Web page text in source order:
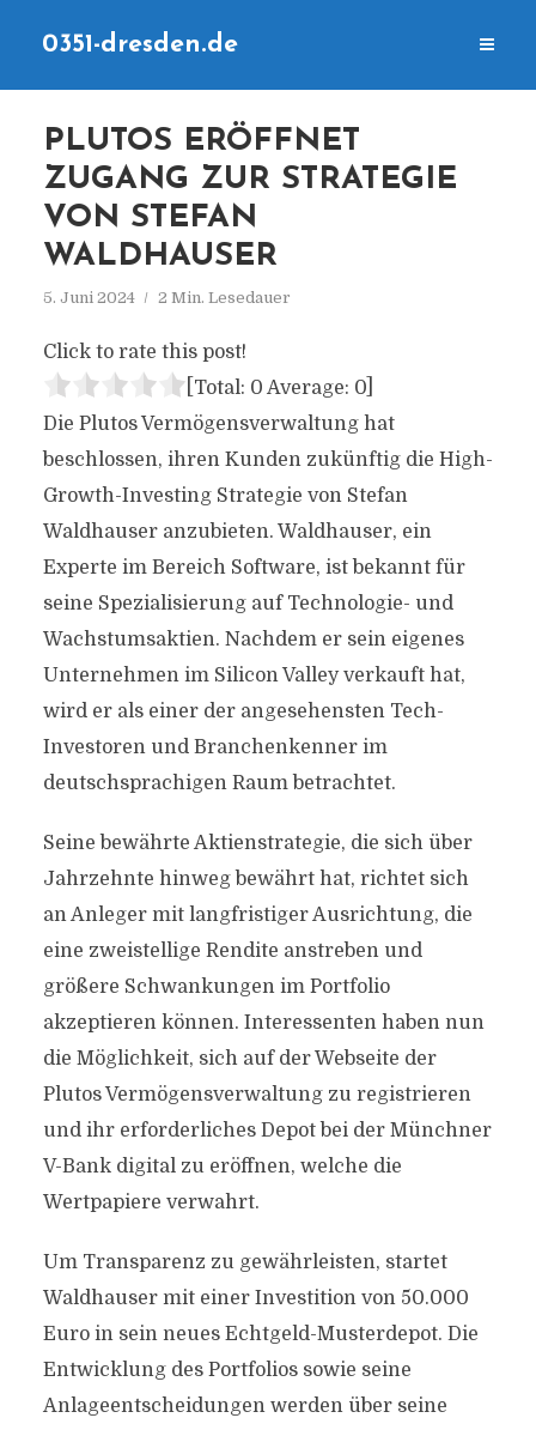
0351-dresden.de
PLUTOS ERÖFFNET
ZUGANG ZUR STRATEGIE
VON STEFAN
WALDHAUSER
5. Juni 2024 2 Min. Lesedauer
Click to rate this post!
[Total: 0 Average: 0]
Die Plutos Vermögensverwaltung hat
beschlossen, ihren Kunden zukünftig die High-
Growth-Investing Strategie von Stefan
Waldhauser anzubieten. Waldhauser, ein
Experte im Bereich Software, ist bekannt für
seine Spezialisierung auf Technologie- und
Wachstumsaktien. Nachdem er sein eigenes
Unternehmen im Silicon Valley verkauft hat,
wird er als einer der angesehensten Tech-
Investoren und Branchenkenner im
deutschsprachigen Raum betrachtet.
Seine bewährte Aktienstrategie, die sich über
Jahrzehnte hinweg bewährt hat, richtet sich
an Anleger mit langfristiger Ausrichtung, die
eine zweistellige Rendite anstreben und
größere Schwankungen im Portfolio
akzeptieren können. Interessenten haben nun
die Möglichkeit, sich auf der Webseite der
Plutos Vermögensverwaltung zu registrieren
und ihr erforderliches Depot bei der Münchner
V-Bank digital zu eröffnen, welche die
Wertpapiere verwahrt.
Um Transparenz zu gewährleisten, startet
Waldhauser mit einer Investition von 50.000
Euro in sein neues Echtgeld-Musterdepot. Die
Entwicklung des Portfolios sowie seine
Anlageentscheidungen werden über seine